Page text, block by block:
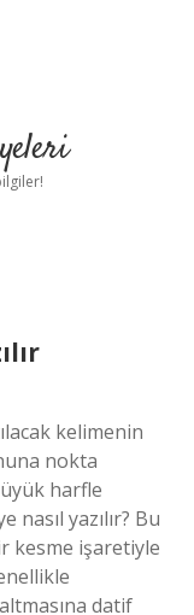
kelimenin
nokta
harfle
nasıl yazılır? Bu
kesme işaretiyle
datif